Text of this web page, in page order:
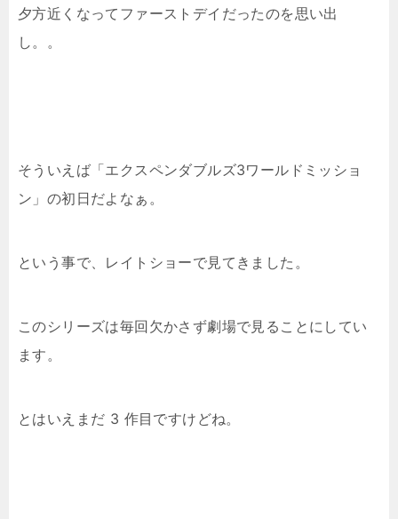
夕方近くなってファーストデイだったのを思い出
し。。
そういえば「エクスペンダブルズ3ワールドミッショ
ン」の初日だよなぁ。
という事で、レイトショーで見てきました。
このシリーズは毎回欠かさず劇場で見ることにしてい
ます。
とはいえまだ 3 作目ですけどね。